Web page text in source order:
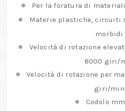
864/52/54/56/58
quantità
Per la foratura di
Materie plastiche, circuiti
morbidi
Velocità di rotazione
8000 giri/
Velocità di rotazione per
giri/min
Codolo